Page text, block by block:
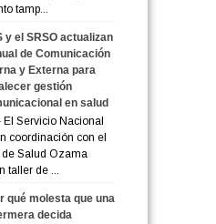
tamp...
y el SRSO actualizan
de Comunicación
y Externa para
gestión
en salud
Servicio Nacional
coordinación con el
Salud Ozama
taller de ...
qué molesta que una
decida